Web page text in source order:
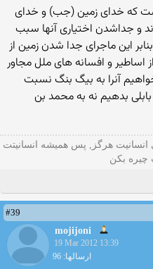
است که خدای زمین (جب) و خدای
و جداشدن اختیاری آنها سبب
این ماجرای جدا شدن زمین از
اساطیر و افسانه های ملل مجاور
آنرا به بیگ بنگ نسبت
بابلی بدهیم نه به محمد بن
انسانیت هرگز, پس همیشه انسانیتت
چیره بکن
#39
mojijoni
19 Mar 2012 13:39
ارسالها: 96